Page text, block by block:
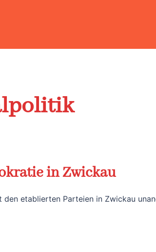
in Zwickau
den etablierten Parteien in Zwickau